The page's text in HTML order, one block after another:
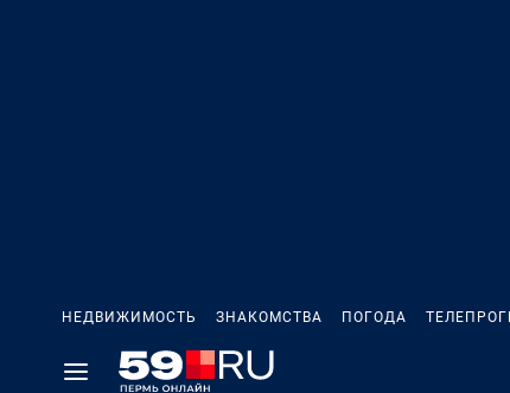
НЕДВИЖИМОСТЬ ЗНАКОМСТВА ПОГОДА